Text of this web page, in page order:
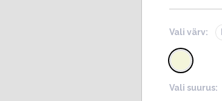
Vali värv:
Vali suurus: